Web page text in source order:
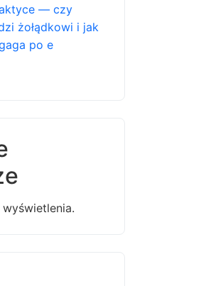
— czy
żołądkowi i jak
po e